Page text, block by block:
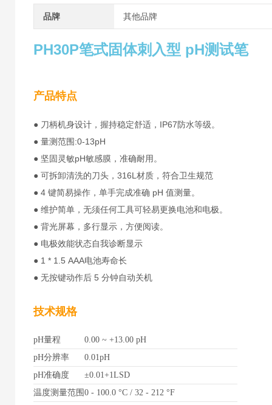
品牌 其他品牌
PH30P笔式固体刺入型 pH测试笔
产品特点
● 刀柄机身设计，握持稳定舒适，IP67防水等级。
● 量测范围:0-13pH
● 坚固灵敏pH敏感膜，准确耐用。
● 可拆卸清洗的刀头，316L材质，符合卫生规范
● 4 键简易操作，单手完成准确 pH 值测量。
● 维护简单，无须任何工具可轻易更换电池和电极。
● 背光屏幕，多行显示，方便阅读。
● 电极效能状态自我诊断显示
● 1 * 1.5 AAA电池寿命长
● 无按键动作后 5 分钟自动关机
技术规格
pH量程
0.00 ~ +13.00 pH
pH分辨率
0.01pH
pH准确度
±0.01+1LSD
温度测量范围 0 - 100.0 °C / 32 - 212 °F